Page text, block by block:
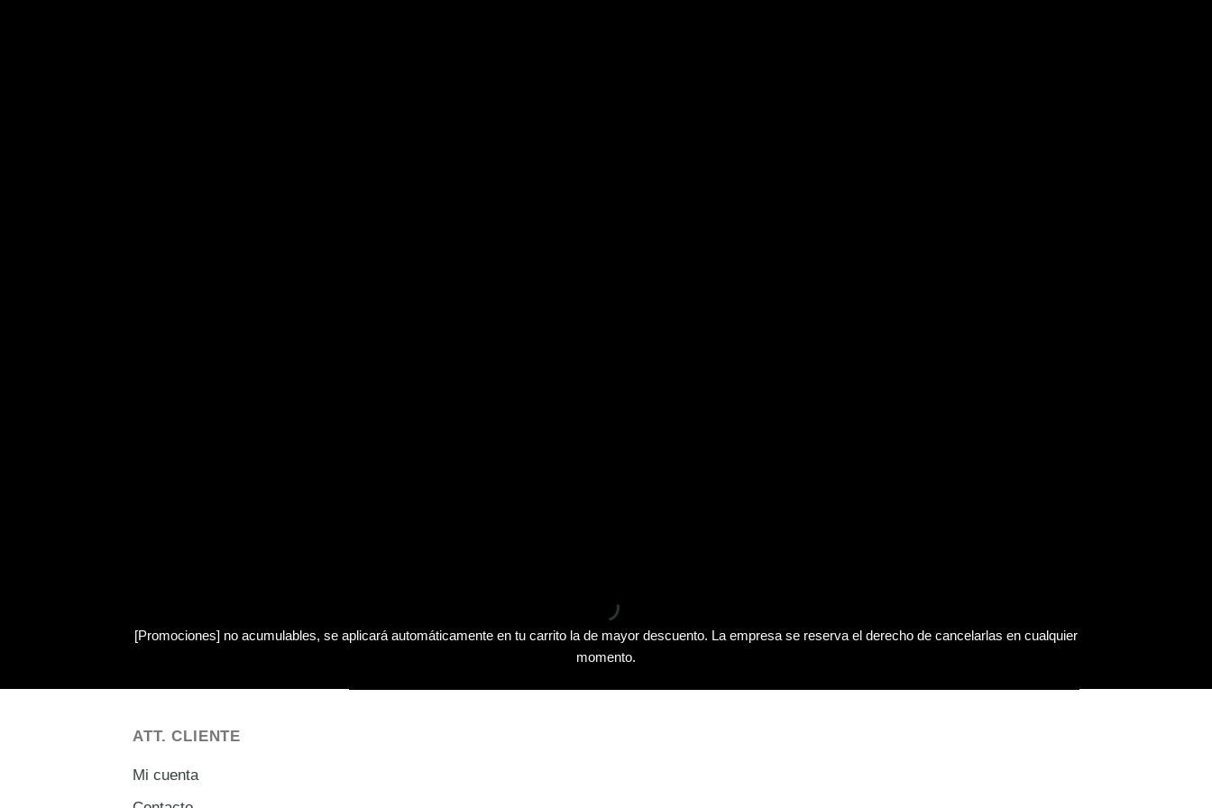
[Promociones] no acumulables, se aplicará automáticamente en tu carrito la de mayor descuento. La empresa se reserva el derecho de cancelarlas en cualquier
momento.
ATT. CLIENTE
Mi cuenta